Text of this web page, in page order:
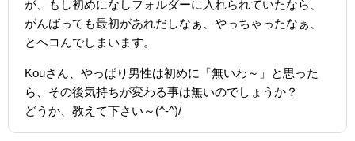
が、もし初めになしフォルダーに入れられていたなら、
がんばっても最初があれだしなぁ、やっちゃったなぁ、
とヘコんでしまいます。
Kouさん、やっぱり男性は初めに「無いわ～」と思った
ら、その後気持ちが変わる事は無いのでしょうか？
どうか、教えて下さい～(^-^)/